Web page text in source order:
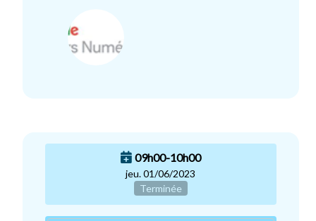
09h00-10h00
jeu. 01/06/2023
Terminée